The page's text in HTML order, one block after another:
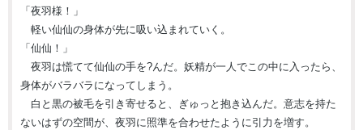
「夜羽様！」
軽い仙仙の身体が先に吸い込まれていく。
「仙仙！」
夜羽は慌てて仙仙の手を?んだ。妖精が一人でこの中に入ったら、
身体がバラバラになってしまう。
白と黒の被毛を引き寄せると、ぎゅっと抱き込んだ。意志を持た
ないはずの空間が、夜羽に照準を合わせたように引力を増す。